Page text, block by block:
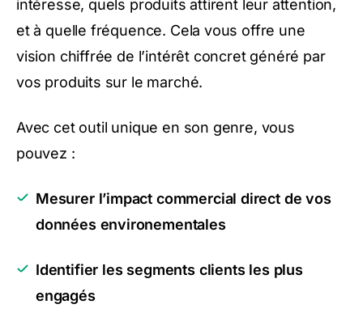
intéresse, quels produits attirent leur attention,
et à quelle fréquence. Cela vous offre une
vision chiffrée de l’intérêt concret généré par
vos produits sur le marché.
Avec cet outil unique en son genre, vous
pouvez :
Mesurer l’impact commercial direct de vos
données environementales
Identifier les segments clients les plus
engagés